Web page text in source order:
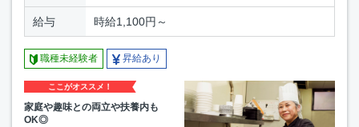
給与 時給1,100円～
職種未経験者 昇給あり
ここがオススメ！
家庭や趣味との両立や扶養内も
OK◎